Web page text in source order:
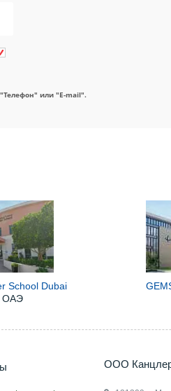
или "E-mail".
School Dubai
ОАЭ
+7 (495) 660-
ООО